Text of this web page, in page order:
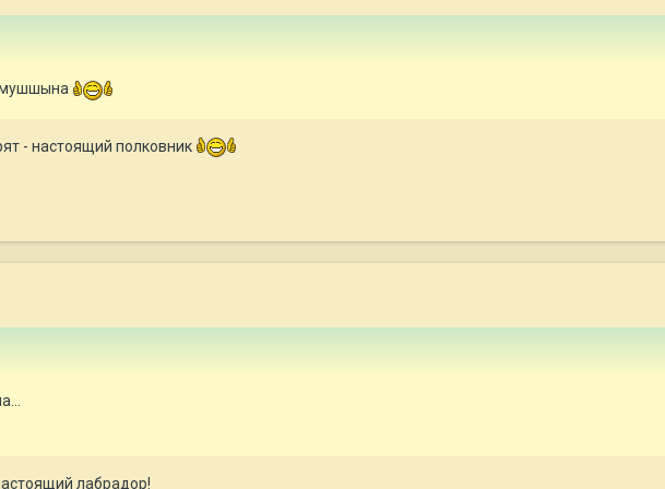
мушшына
- настоящий полковник
лабрадор!